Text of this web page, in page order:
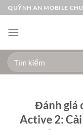
Bỏ
qua
nội
QUỲNH AN MOBILE
Tìm
kiếm:
Đánh giá
Active 2: